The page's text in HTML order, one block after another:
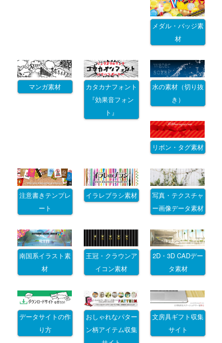
メダル・バッジ素
材
マンガ素材
カタカナフォント
『効果音フォン
ト』
水の素材（切り抜
き）
リボン・タグ素材
注意書きテンプレ
ート
イラレブラシ素材
写真・テクスチャ
ー画像データ素材
南国系イラスト素
材
王冠・クラウンア
イコン素材
2D・3D CADデー
タ素材
データサイトの作
り方
おしゃれなパター
ン柄アイテム収集
文房具ギフト収集
サイト